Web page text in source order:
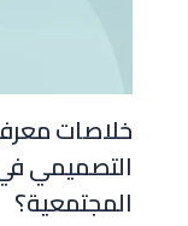
التصميمي
المجتمعية؟